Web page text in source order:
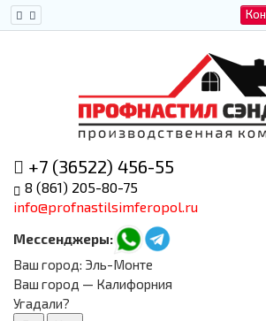
+7 (36522) 456-55
8 (861) 205-80-75
info@profnastilsimferopol.ru
Мессенджеры:
Ваш город: Эль-Монте
Ваш город — Калифорния
Угадали?